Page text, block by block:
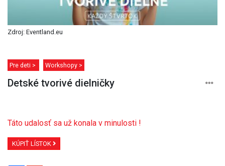
Zdroj: Eventland.eu
Pre deti > Workshopy >
Detské tvorivé dielničky
Táto udalosť sa už konala v minulosti !
KÚPIŤ LÍSTOK